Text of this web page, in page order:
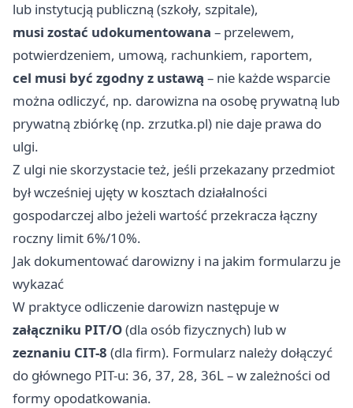
lub instytucją publiczną (szkoły, szpitale),
musi zostać udokumentowana – przelewem,
potwierdzeniem, umową, rachunkiem, raportem,
cel musi być zgodny z ustawą – nie każde wsparcie
można odliczyć, np. darowizna na osobę prywatną lub
prywatną zbiórkę (np. zrzutka.pl) nie daje prawa do
ulgi.
Z ulgi nie skorzystacie też, jeśli przekazany przedmiot
był wcześniej ujęty w kosztach działalności
gospodarczej albo jeżeli wartość przekracza łączny
roczny limit 6%/10%.
Jak dokumentować darowizny i na jakim formularzu je
wykazać
W praktyce odliczenie darowizn następuje w
załączniku PIT/O(dla osób fizycznych) lub w
zeznaniu CIT-8 (dla firm). Formularz należy dołączyć
do głównego PIT-u: 36, 37, 28, 36L – w zależności od
formy opodatkowania.